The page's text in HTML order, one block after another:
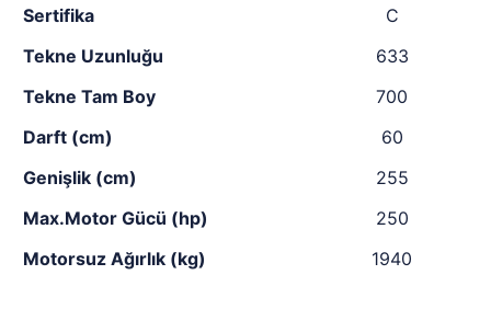
Sertifika
C
Tekne Uzunluğu
633
Tekne Tam Boy
700
Darft (cm)
60
Genişlik (cm)
255
Max.Motor Gücü (hp)
250
Motorsuz Ağırlık (kg)
1940